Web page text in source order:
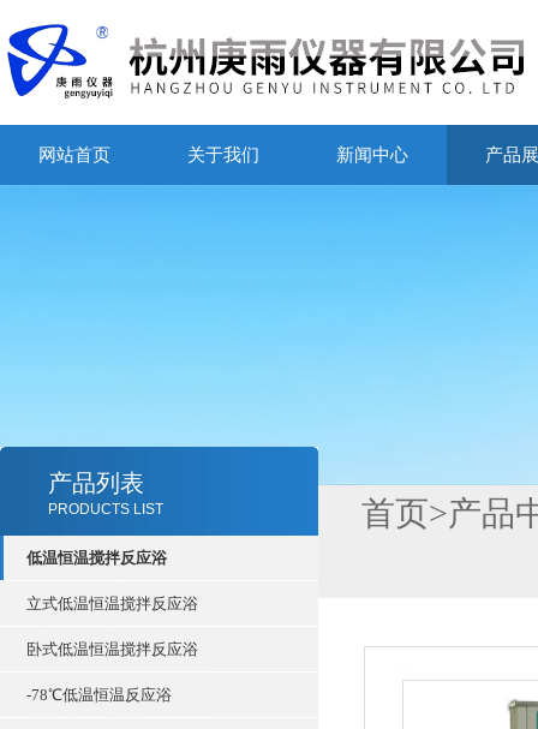
网站首页 关于我们 新闻中心 产品
产品列表
PRODUCTS LIST
低温恒温搅拌反应浴
立式低温恒温搅拌反应浴
卧式低温恒温搅拌反应浴
-78℃低温恒温反应浴
首页>产品